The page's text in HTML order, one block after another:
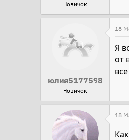
Новичок
юлия5177598
Новичок
18
Я
от
18